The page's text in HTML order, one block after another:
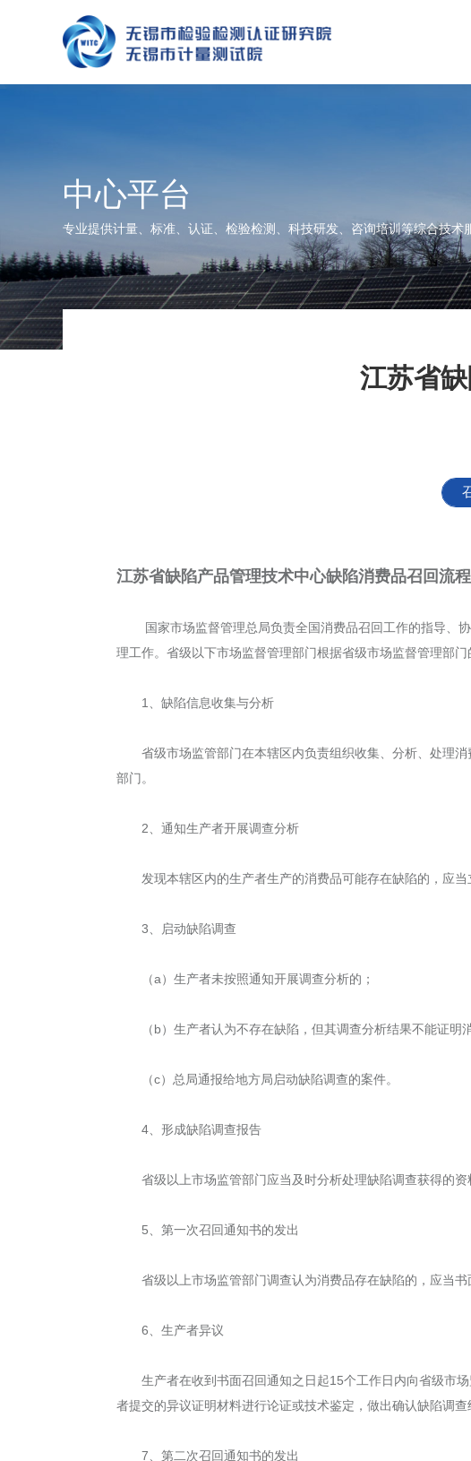
中心平台
专业提供计量、标准、认证、检验检测、科技研发、咨询培训等综合技术
江苏省
江苏省缺陷产品管理技术中心缺陷消费品召回流程
国家市场监督管理总局负责全国消费品召回工作的指导、
理工作。省级以下市场监督管理部门根据省级市场监督管理
1、缺陷信息收集与分析
省级市场监管部门在本辖区内负责组织收集、分析、处理
部门。
2、通知生产者开展调查分析
发现本辖区内的生产者生产的消费品可能存在缺陷的，应
3、启动缺陷调查
（a）生产者未按照通知开展调查分析的；
（b）生产者认为不存在缺陷，但其调查分析结果不能证明
（c）总局通报给地方局启动缺陷调查的案件。
4、形成缺陷调查报告
省级以上市场监管部门应当及时分析处理缺陷调查获得的
5、第一次召回通知书的发出
省级以上市场监管部门调查认为消费品存在缺陷的，应当书
6、生产者异议
生产者在收到书面召回通知之日起15个工作日内向省级市
者提交的异议证明材料进行论证或技术鉴定，做出确认缺陷调
7、第二次召回通知书的发出